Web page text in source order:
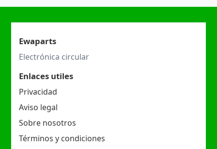
Ewaparts
Electrónica circular
Enlaces utiles
Privacidad
Aviso legal
Sobre nosotros
Términos y condiciones